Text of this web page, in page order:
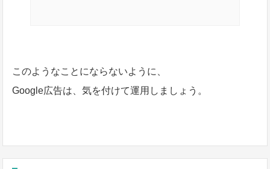
このようなことにならないように、
Google広告は、気を付けて運用しましょう。